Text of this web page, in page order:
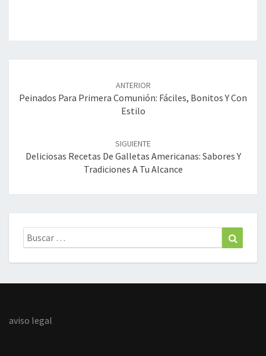
entradas
ANTERIOR
Peinados Para Primera Comunión: Fáciles, Bonitos Y Con
Estilo
SIGUIENTE
Deliciosas Recetas De Galletas Americanas: Sabores Y
Tradiciones A Tu Alcance
Buscar:
aviso legal